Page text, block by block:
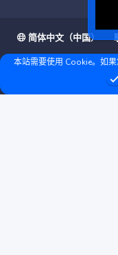
简体中文（中国）
❤ © Copyright
本站需要使用 Cookie。如